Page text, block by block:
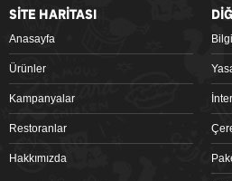
SİTE HARİTASI
Anasayfa
Ürünler
Kampanyalar
Restoranlar
Hakkımızda